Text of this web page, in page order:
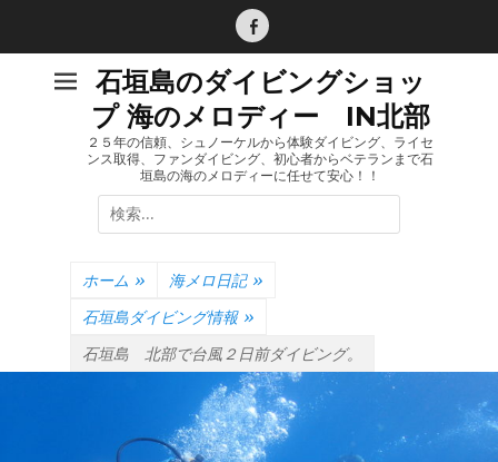
Facebook
石垣島のダイビングショッ
プ 海のメロディー IN北部
２５年の信頼、シュノーケルから体験ダイビング、ライセ
ンス取得、ファンダイビング、初心者からベテランまで石
垣島の海のメロディーに任せて安心！！
検
索:
ホーム » 海メロ日記 »
石垣島ダイビング情報 »
石垣島 北部で台風２日前ダイビング。